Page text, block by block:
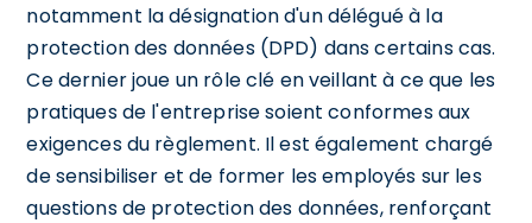
notamment la désignation d'un délégué à la
protection des données (DPD) dans certains cas.
Ce dernier joue un rôle clé en veillant à ce que les
pratiques de l'entreprise soient conformes aux
exigences du règlement. Il est également chargé
de sensibiliser et de former les employés sur les
questions de protection des données, renforçant